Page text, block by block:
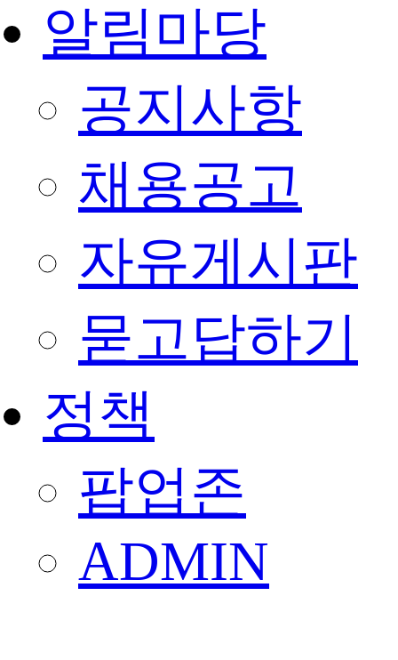
알림마당
공지사항
채용공고
자유게시판
묻고답하기
정책
팝업존
ADMIN